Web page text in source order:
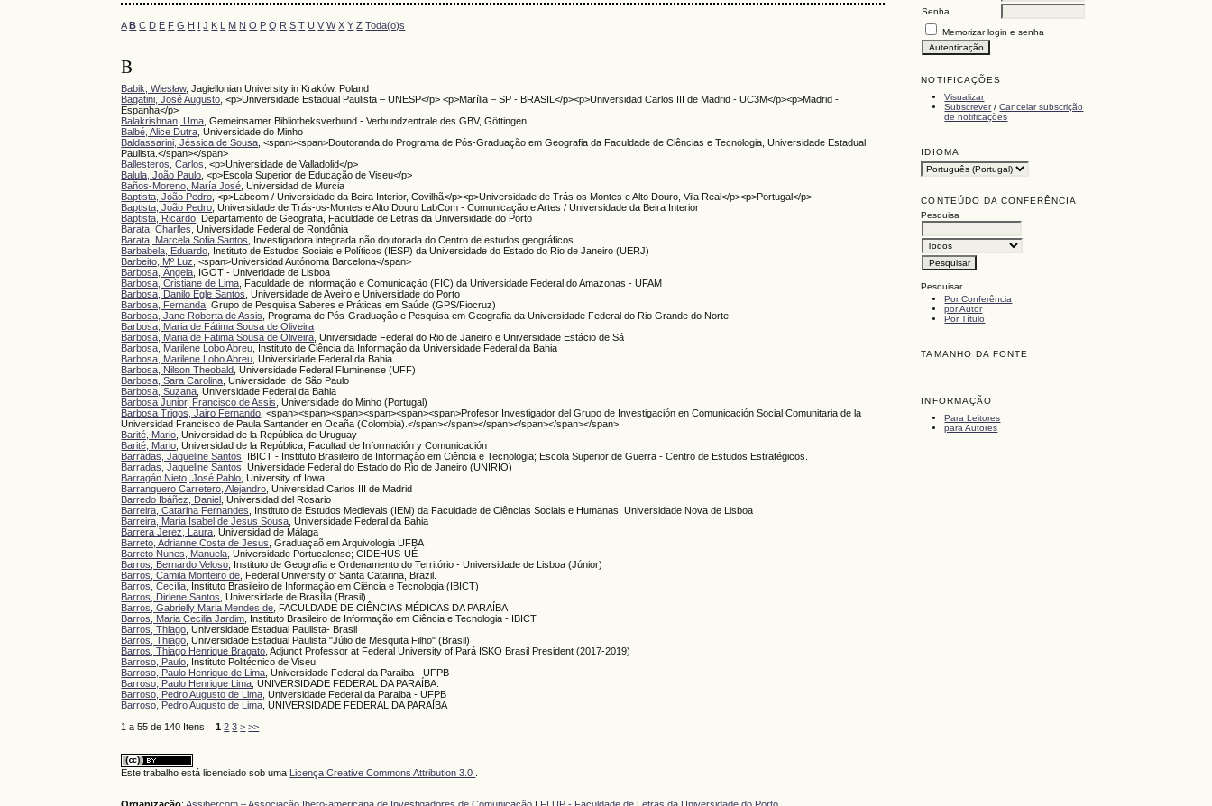
Senha
Memorizar login e senha
NOTIFICAÇÕES
Visualizar
Subscrever/Cancelar subscrição
de notificações
IDIOMA
CONTEÚDO DA CONFERÊNCIA
Pesquisa
Pesquisar
Por Conferência
por Autor
Por Título
TAMANHO DA FONTE
INFORMAÇÃO
Para Leitores
para Autores
A B C D E F G H I J K L M N O P Q R S T U V W X Y Z Toda(o)s
B
Babik, Wiesław, Jagiellonian University in Kraków, Poland
Bagatini, José Augusto , <p>Universidade Estadual Paulista – UNESP</p> <p>Marília – SP - BRASIL</p><p>Universidad Carlos III de Madrid - UC3M</p><p>Madrid -
Espanha</p>
Balakrishnan, Uma , Gemeinsamer Bibliotheksverbund - Verbundzentrale des GBV, Göttingen
Balbé, Alice Dutra , Universidade do Minho
Baldassarini, Jéssica de Sousa , <span><span>Doutoranda do Programa de Pós-Graduação em Geografia da Faculdade de Ciências e Tecnologia, Universidade Estadual
Paulista.</span></span>
Ballesteros, Carlos , <p>Universidade de Valladolid</p>
Balula, João Paulo , <p>Escola Superior de Educação de Viseu</p>
Baños-Moreno, María José , Universidad de Murcia
Baptista, João Pedro , <p>Labcom / Universidade da Beira Interior, Covilhã</p><p>Universidade de Trás os Montes e Alto Douro, Vila Real</p><p>Portugal</p>
Baptista, João Pedro , Universidade de Trás-os-Montes e Alto Douro LabCom - Comunicação e Artes / Universidade da Beira Interior
Baptista, Ricardo , Departamento de Geografia, Faculdade de Letras da Universidade do Porto
Barata, Charlles , Universidade Federal de Rondônia
Barata, Marcela Sofia Santos
, Investigadora integrada não doutorada do Centro de estudos geográficos
Barbabela, Eduardo , Instituto de Estudos Sociais e Políticos (IESP) da Universidade do Estado do Rio de Janeiro (UERJ)
Barbeito, Mº Luz , <span>Universidad Autónoma Barcelona</span>
Barbosa, Ângela , IGOT - Univeridade de Lisboa
Barbosa, Cristiane de Lima , Faculdade de Informação e Comunicação (FIC) da Universidade Federal do Amazonas - UFAM
Barbosa, Danilo Egle Santos , Universidade de Aveiro e Universidade do Porto
Barbosa, Fernanda , Grupo de Pesquisa Saberes e Práticas em Saúde (GPS/Fiocruz)
Barbosa, Jane Roberta de Assis
, Programa de Pós-Graduação e Pesquisa em Geografia da Universidade Federal do Rio Grande do Norte
Barbosa, Maria de Fátima Sousa de Oliveira
Barbosa, Maria de Fatima Sousa de Oliveira , Universidade Federal do Rio de Janeiro e Universidade Estácio de Sá
Barbosa, Marilene Lobo Abreu , Instituto de Ciência da Informação da Universidade Federal da Bahia
Barbosa, Marilene Lobo Abreu , Universidade Federal da Bahia
Barbosa, Nilson Theobald , Universidade Federal Fluminense (UFF)
Barbosa, Sara Carolina , Universidade de São Paulo
Barbosa, Suzana , Universidade Federal da Bahia
Barbosa Junior, Francisco de Assis , Universidade do Minho (Portugal)
Barbosa Trigos, Jairo Fernando , <span><span><span><span><span><span>Profesor Investigador del Grupo de Investigación en Comunicación Social Comunitaria de la
Universidad Francisco de Paula Santander en Ocaña (Colombia).</span></span></span></span></span></span>
Barité, Mario , Universidad de la República de Uruguay
Barité, Mario , Universidad de la República, Facultad de Información y Comunicación
Barradas, Jaqueline Santos
, IBICT - Instituto Brasileiro de Informação em Ciência e Tecnologia; Escola Superior de Guerra - Centro de Estudos Estratégicos.
Barradas, Jaqueline Santos , Universidade Federal do Estado do Rio de Janeiro (UNIRIO)
Barragán Nieto, José Pablo , University of Iowa
Barranquero Carretero, Alejandro , Universidad Carlos III de Madrid
Barredo Ibáñez, Daniel
, Universidad del Rosario
Barreira, Catarina Fernandes
, Instituto de Estudos Medievais (IEM) da Faculdade de Ciências Sociais e Humanas, Universidade Nova de Lisboa
Barreira, Maria Isabel de Jesus Sousa , Universidade Federal da Bahia
Barrera Jerez, Laura , Universidad de Málaga
Barreto, Adrianne Costa de Jesus , Graduaçaõ em Arquivologia UFBA
Barreto Nunes, Manuela , Universidade Portucalense; CIDEHUS-UÉ
Barros, Bernardo Veloso , Instituto de Geografia e Ordenamento do Território - Universidade de Lisboa (Júnior)
Barros, Camila Monteiro de , Federal University of Santa Catarina, Brazil.
Barros, Cecília , Instituto Brasileiro de Informação em Ciência e Tecnologia (IBICT)
Barros, Dirlene Santos , Universidade de Brasília (Brasil)
Barros, Gabrielly Maria Mendes de , FACULDADE DE CIÊNCIAS MÉDICAS DA PARAÍBA
Barros, Maria Cecilia Jardim , Instituto Brasileiro de Informação em Ciência e Tecnologia - IBICT
Barros, Thiago , Universidade Estadual Paulista- Brasil
Barros, Thiago , Universidade Estadual Paulista "Júlio de Mesquita Filho" (Brasil)
Barros, Thiago Henrique Bragato , Adjunct Professor at Federal University of Pará ISKO Brasil President (2017-2019)
Barroso, Paulo , Instituto Politécnico de Viseu
Barroso, Paulo Henrique de Lima , Universidade Federal da Paraiba - UFPB
Barroso, Paulo Henrique Lima , UNIVERSIDADE FEDERAL DA PARAÍBA.
Barroso, Pedro Augusto de Lima , Universidade Federal da Paraiba - UFPB
Barroso, Pedro Augusto de Lima , UNIVERSIDADE FEDERAL DA PARAÍBA
1 a 55 de 140 Itens1 2 3 > >>
Este trabalho está licenciado sob uma Licença Creative Commons Attribution 3.0